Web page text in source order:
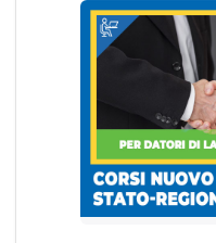
Corsi in
sulla